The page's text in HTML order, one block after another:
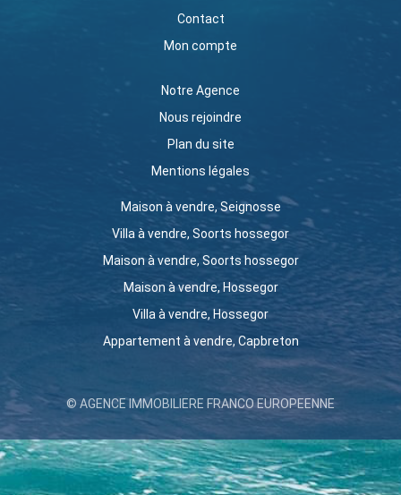
Contact
Mon compte
Notre Agence
Nous rejoindre
Plan du site
Mentions légales
Maison à vendre, Seignosse
Villa à vendre, Soorts hossegor
Maison à vendre, Soorts hossegor
Maison à vendre, Hossegor
Villa à vendre, Hossegor
Appartement à vendre, Capbreton
© AGENCE IMMOBILIERE FRANCO EUROPEENNE